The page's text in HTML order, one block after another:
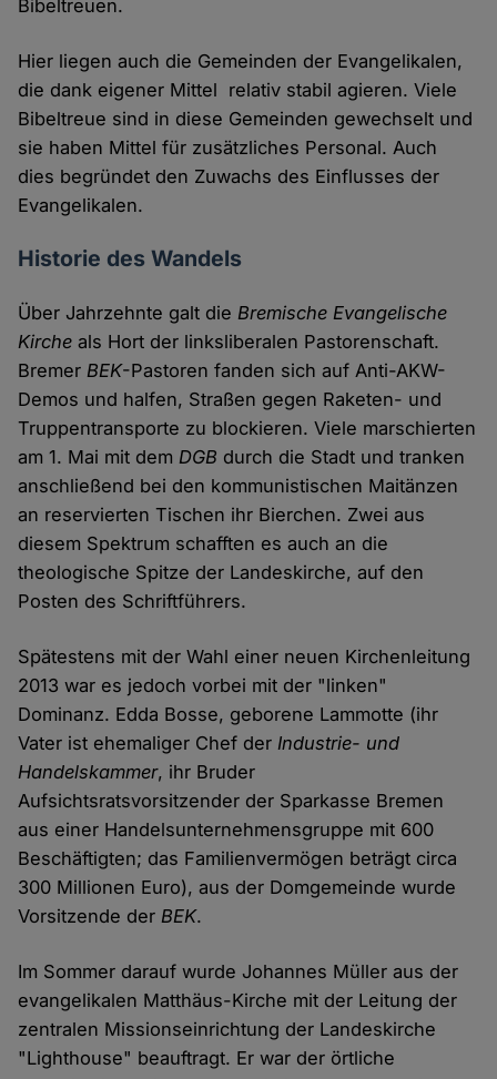
Bibeltreuen.
Hier liegen auch die Gemeinden der Evangelikalen,
die dank eigener Mittel relativ stabil agieren. Viele
Bibeltreue sind in diese Gemeinden gewechselt und
sie haben Mittel für zusätzliches Personal. Auch
dies begründet den Zuwachs des Einflusses der
Evangelikalen.
Historie des Wandels
Über Jahrzehnte galt dieBremische Evangelische
Kirche als Hort der linksliberalen Pastorenschaft.
BremerBEK-Pastoren fanden sich auf Anti-AKW-
Demos und halfen, Straßen gegen Raketen- und
Truppentransporte zu blockieren. Viele marschierten
am 1. Mai mit demDGB durch die Stadt und tranken
anschließend bei den kommunistischen Maitänzen
an reservierten Tischen ihr Bierchen. Zwei aus
diesem Spektrum schafften es auch an die
theologische Spitze der Landeskirche, auf den
Posten des Schriftführers.
Spätestens mit der Wahl einer neuen Kirchenleitung
2013 war es jedoch vorbei mit der "linken"
Dominanz. Edda Bosse, geborene Lammotte (ihr
Vater ist ehemaliger Chef derIndustrie- und
Handelskammer, ihr Bruder
Aufsichtsratsvorsitzender der Sparkasse Bremen
aus einer Handelsunternehmensgruppe mit 600
Beschäftigten; das Familienvermögen beträgt circa
300 Millionen Euro), aus der Domgemeinde wurde
Vorsitzende derBEK.
Im Sommer darauf wurde Johannes Müller aus der
evangelikalen Matthäus-Kirche mit der Leitung der
zentralen Missionseinrichtung der Landeskirche
"Lighthouse" beauftragt. Er war der örtliche